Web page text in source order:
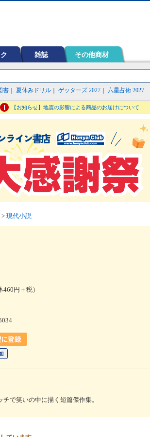
雑誌 その他商材
書 夏休みドリル ゲッターズ 2027 六星占術 2027
【お知らせ】地震の影響による商品のお届けについて
> 現代小説
円＋税）
で笑いの中に描く短篇傑作集。